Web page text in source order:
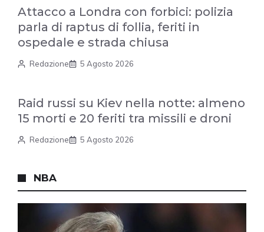
Attacco a Londra con forbici: polizia
parla di raptus di follia, feriti in
ospedale e strada chiusa
Redazione 5 Agosto 2026
Raid russi su Kiev nella notte: almeno
15 morti e 20 feriti tra missili e droni
Redazione 5 Agosto 2026
NBA